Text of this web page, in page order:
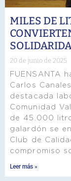
MILES DE
20 de junio de 2025
FUENSANTA
Carlos
destacada
Comunidad
de 45.000
galardón se
Club de
compromiso
Leer más »